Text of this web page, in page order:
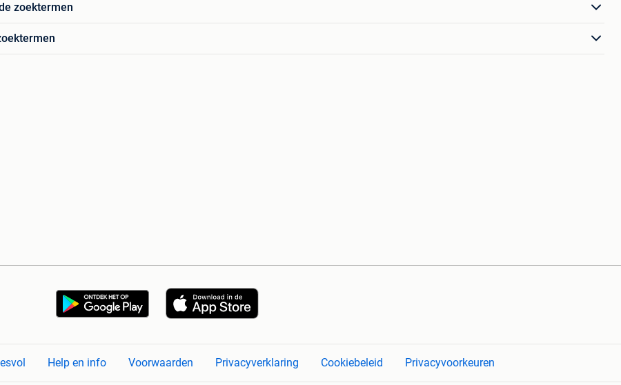
zoektermen
Help en info Voorwaarden Privacyverklaring Cookiebeleid Privacyvoorkeuren